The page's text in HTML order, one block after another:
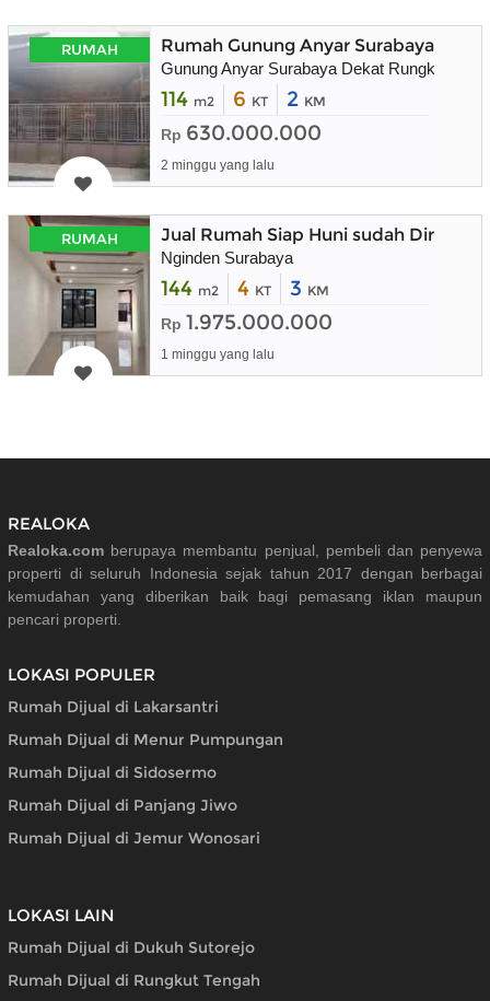
RUMAH Rumah Gunung Anyar Surabaya
Gunung Anyar Surabaya Dekat Rungkut
114 m2 6 KT 2 KM
Rp 630.000.000
2 minggu yang lalu
RUMAH Jual Rumah Siap Huni sudah
Nginden Surabaya
144 m2 4 KT 3 KM
Rp 1.975.000.000
1 minggu yang lalu
REALOKA
Realoka.com berupaya membantu penjual, pembeli dan penyewa
properti di seluruh Indonesia sejak tahun 2017 dengan berbagai
kemudahan yang diberikan baik bagi pemasang iklan maupun
pencari properti.
LOKASI POPULER
Rumah Dijual di Lakarsantri
Rumah Dijual di Menur Pumpungan
Rumah Dijual di Sidosermo
Rumah Dijual di Panjang Jiwo
Rumah Dijual di Jemur Wonosari
LOKASI LAIN
Rumah Dijual di Dukuh Sutorejo
Rumah Dijual di Rungkut Tengah